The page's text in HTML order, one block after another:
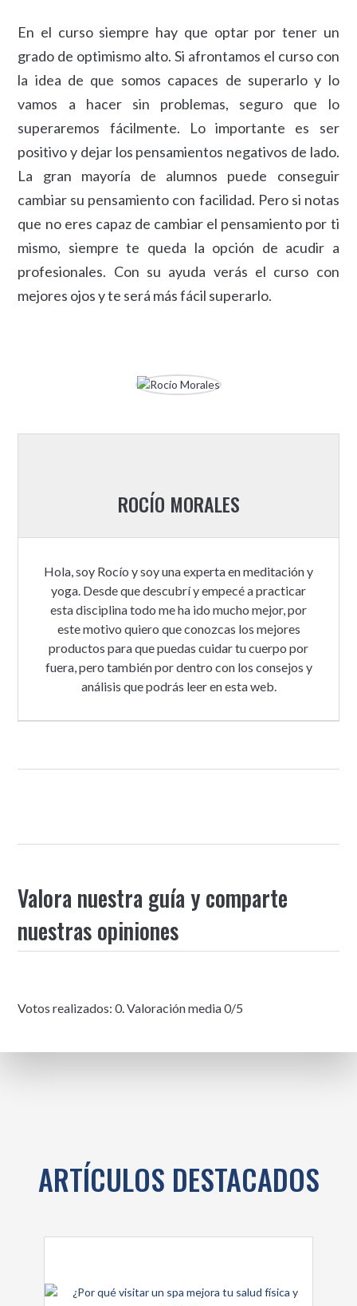
En el curso siempre hay que optar por tener un
grado de optimismo alto. Si afrontamos el curso con
la idea de que somos capaces de superarlo y lo
vamos a hacer sin problemas, seguro que lo
superaremos fácilmente. Lo importante es ser
positivo y dejar los pensamientos negativos de lado.
La gran mayoría de alumnos puede conseguir
cambiar su pensamiento con facilidad. Pero si notas
que no eres capaz de cambiar el pensamiento por ti
mismo, siempre te queda la opción de acudir a
profesionales. Con su ayuda verás el curso con
mejores ojos y te será más fácil superarlo.
ROCÍO MORALES
Hola, soy Rocío y soy una experta en meditación y
yoga. Desde que descubrí y empecé a practicar
esta disciplina todo me ha ido mucho mejor, por
este motivo quiero que conozcas los mejores
productos para que puedas cuidar tu cuerpo por
fuera, pero también por dentro con los consejos y
análisis que podrás leer en esta web.
Valora nuestra guía y comparte
nuestras opiniones
Votos realizados:0. Valoración media0/5
ARTÍCULOS DESTACADOS